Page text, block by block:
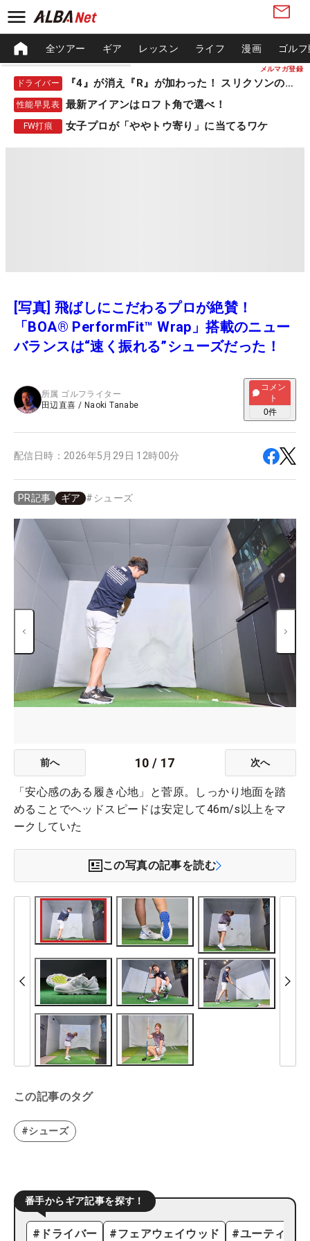
メルマガ登録
全ツアー ギア レッスン ライフ 漫画 ゴル
ドライバー 『4』が消え『R』が加わった！ スリクソンの新作
性能早見表 最新アイアンはロフト角で選べ！
FW打痕 女子プロが「ややトウ寄り」に当てるワケ
[写真] 飛ばしにこだわるプロが絶賛！
「BOA® PerformFit™ Wrap」搭載のニュー
バランスは“速く振れる”シューズだった！
所属 ゴルフライター
田辺直喜 / Naoki Tanabe
コメン
ト
0件
配信日時： 2026年5月29日 12時00分
PR記事 ギア # シューズ
前へ 10 / 17 次へ
「安心感のある履き心地」と菅原。しっかり地面を踏
めることでヘッドスピードは安定して46m/s以上をマ
ークしていた
この写真の記事を読む
この記事のタグ
#シューズ
番手からギア記事を探す！
# ドライバー #フェアウェイウッド #ユーティリ